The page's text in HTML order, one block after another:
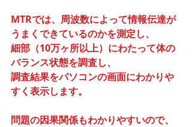
MTRでは、周波数によって情報伝達が
うまくできているのかを測定し、
細部（10万ヶ所以上）にわたって体の
バランス状態を調査し、
調査結果をパソコンの画面にわかりや
すく表示します。
問題の因果関係もわかりやすいので、